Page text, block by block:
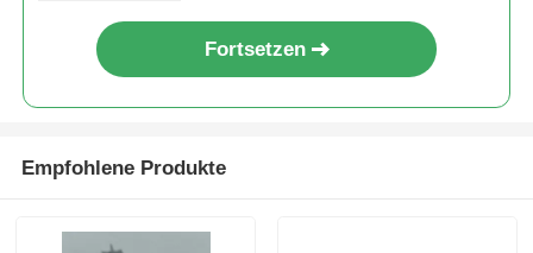
Fortsetzen
Empfohlene Produkte